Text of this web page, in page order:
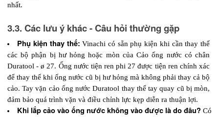
nhất.
3.3. Các lưu ý khác - Câu hỏi thường gặp
Phụ kiện thay thế: Vinachi có sẵn phụ kiện khi cần thay thế
các bộ phận bị hư hỏng hoặc mòn của Cảo ống nước có chân
Duratool - ø 27. Ống nước tiện ren phi 27 được tiện ren chính xác
để thay thế khi ống nước cũ bị hư hỏng mà không phải thay cả bộ
cảo. Tay vặn cảo ống nước Duratool thay thế tay quay cũ bị mòn,
đảm bảo quá trình vặn và điều chỉnh lực kẹp diễn ra thuận lợi.
Khi lắp cảo vào ống nước không vào được là do đâu? Có